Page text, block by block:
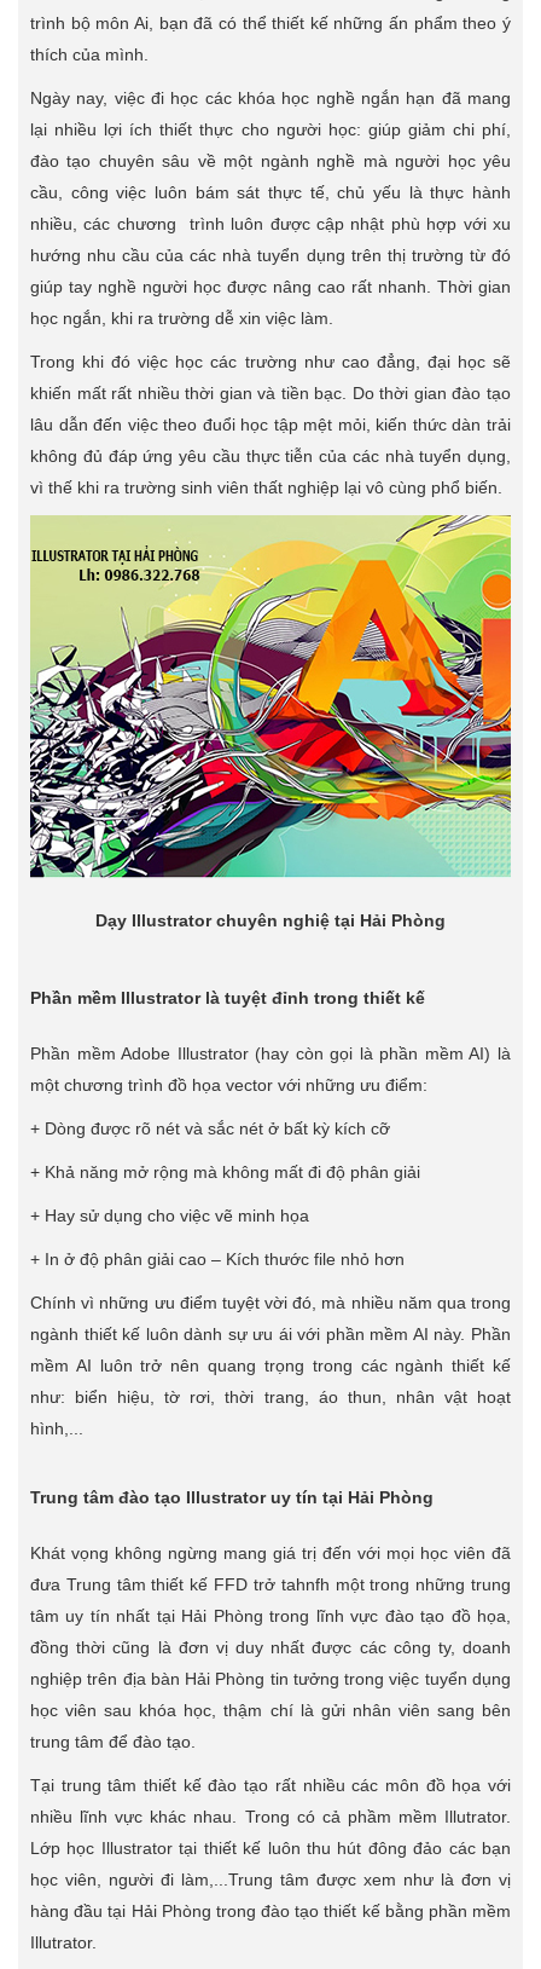
trình bộ môn Ai, bạn đã có thể thiết kế những ấn phẩm theo ý
thích của mình.
Ngày nay, việc đi học các khóa học nghề ngắn hạn đã mang
lại nhiều lợi ích thiết thực cho người học: giúp giảm chi phí,
đào tạo chuyên sâu về một ngành nghề mà người học yêu
cầu, công việc luôn bám sát thực tế, chủ yếu là thực hành
nhiều, các chương trình luôn được cập nhật phù hợp với xu
hướng nhu cầu của các nhà tuyển dụng trên thị trường từ đó
giúp tay nghề người học được nâng cao rất nhanh. Thời gian
học ngắn, khi ra trường dễ xin việc làm.
Trong khi đó việc học các trường như cao đẳng, đại học sẽ
khiến mất rất nhiều thời gian và tiền bạc. Do thời gian đào tạo
lâu dẫn đến việc theo đuổi học tập mệt mỏi, kiến thức dàn trải
không đủ đáp ứng yêu cầu thực tiễn của các nhà tuyển dụng,
vì thế khi ra trường sinh viên thất nghiệp lại vô cùng phổ biến.
Dạy Illustrator chuyên nghiệ tại Hải Phòng
Phần mềm Illustrator là tuyệt đỉnh trong thiết kế
Phần mềm Adobe Illustrator (hay còn gọi là phần mềm AI) là
một chương trình đồ họa vector với những ưu điểm:
+ Dòng được rõ nét và sắc nét ở bất kỳ kích cỡ
+ Khả năng mở rộng mà không mất đi độ phân giải
+ Hay sử dụng cho việc vẽ minh họa
+ In ở độ phân giải cao – Kích thước file nhỏ hơn
Chính vì những ưu điểm tuyệt vời đó, mà nhiều năm qua trong
ngành thiết kế luôn dành sự ưu ái với phần mềm AI này. Phần
mềm AI luôn trở nên quang trọng trong các ngành thiết kế
như: biển hiệu, tờ rơi, thời trang, áo thun, nhân vật hoạt
hình,...
Trung tâm đào tạo Illustrator uy tín tại Hải Phòng
Khát vọng không ngừng mang giá trị đến với mọi học viên đã
đưa Trung tâm thiết kế FFD trở tahnfh một trong những trung
tâm uy tín nhất tại Hải Phòng trong lĩnh vực đào tạo đồ họa,
đồng thời cũng là đơn vị duy nhất được các công ty, doanh
nghiệp trên địa bàn Hải Phòng tin tưởng trong việc tuyển dụng
học viên sau khóa học, thậm chí là gửi nhân viên sang bên
trung tâm để đào tạo.
Tại trung tâm thiết kế đào tạo rất nhiều các môn đồ họa với
nhiều lĩnh vực khác nhau. Trong có cả phầm mềm Illutrator.
Lớp học Illustrator tại thiết kế luôn thu hút đông đảo các bạn
học viên, người đi làm,...Trung tâm được xem như là đơn vị
hàng đầu tại Hải Phòng trong đào tạo thiết kế bằng phần mềm
Illutrator.